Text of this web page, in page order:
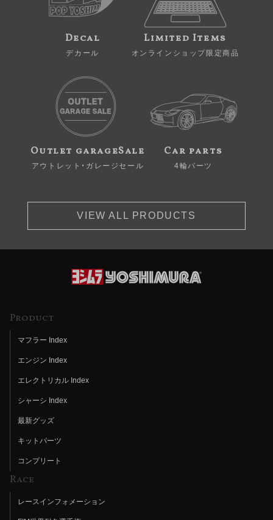
Decal
デカール
Limited Items
オンラインショップ限定商品
Outlet garageSale
アウトレット・ガレージセール
Car parts
4輪パーツ
VIEW ALL PRODUCTS
Product
マフラー Index
エンジン Index
エレクトリカル Index
シャーシ Index
最新グッズ
キットパーツ
コンプリート
Race
レースインフォメーション